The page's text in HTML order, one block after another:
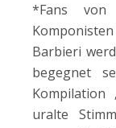
*Fans von
Barbieri
begegnet
uralte